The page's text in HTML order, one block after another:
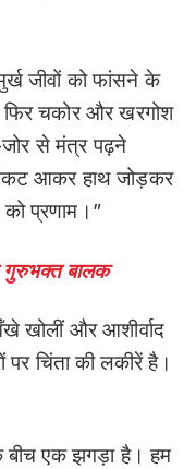
जीवों को फांसने के
फिर चकोर और खरगोश
से मंत्र पढ़ने
आकर हाथ जोड़कर
को प्रणाम।”
गुरुभक्त बालक
खोलीं और आशीर्वाद
पर चिंता की लकीरें है।
बीच एक झगड़ा है। हम